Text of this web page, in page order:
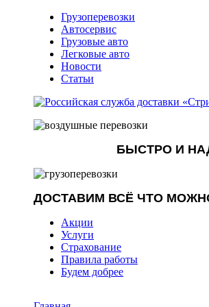
Грузоперевозки
Автосервис
Грузовые авто
Легковые авто
Новости
Статьи
БЫСТРО И
ДОСТАВИМ ВСЁ ЧТО
Акции
Услуги
Страхование
Правила работы
Будем добрее